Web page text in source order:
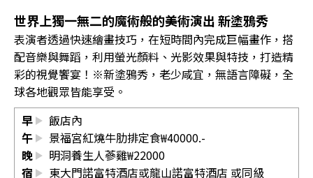
世界上獨一無二的魔術般的美術演出 新塗鴉秀
表演者透過快速繪畫技巧，在短時間內完成巨幅畫作，搭
配音樂與舞蹈，利用螢光顏料、光影效果與特技，打造精
彩的視覺饗宴！※新塗鴉秀，老少咸宜，無語言障礙，全
球各地觀眾皆能享受。
早
飯店內
午
景福宮紅燒牛肋排定食₩40000.-
晚
明洞養生人蔘雞₩22000
宿
東大門諾富特酒店或龍山諾富特酒店 或同級